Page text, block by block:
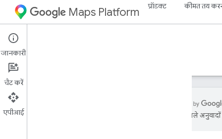
Maps Platform प्रॉडक्ट कीमत तय
iOS
गाइड
एआई से मिले
जानकारी
चैट करें
एपीआई